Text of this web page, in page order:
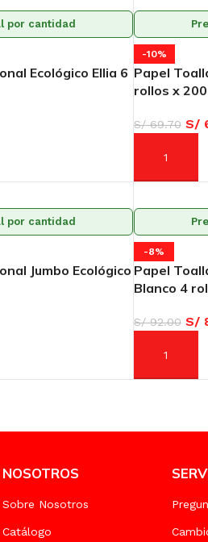
por cantidad
Ecológico Ellia 6
-10%
Papel
rollos x
S/69.70 S/
AÑADIR AL
por cantidad
Jumbo Ecológico
-8%
Papel
Blanco 4
S/92.00 S/
AÑADIR AL
NOSOTROS
Sobre Nosotros
Catálogo